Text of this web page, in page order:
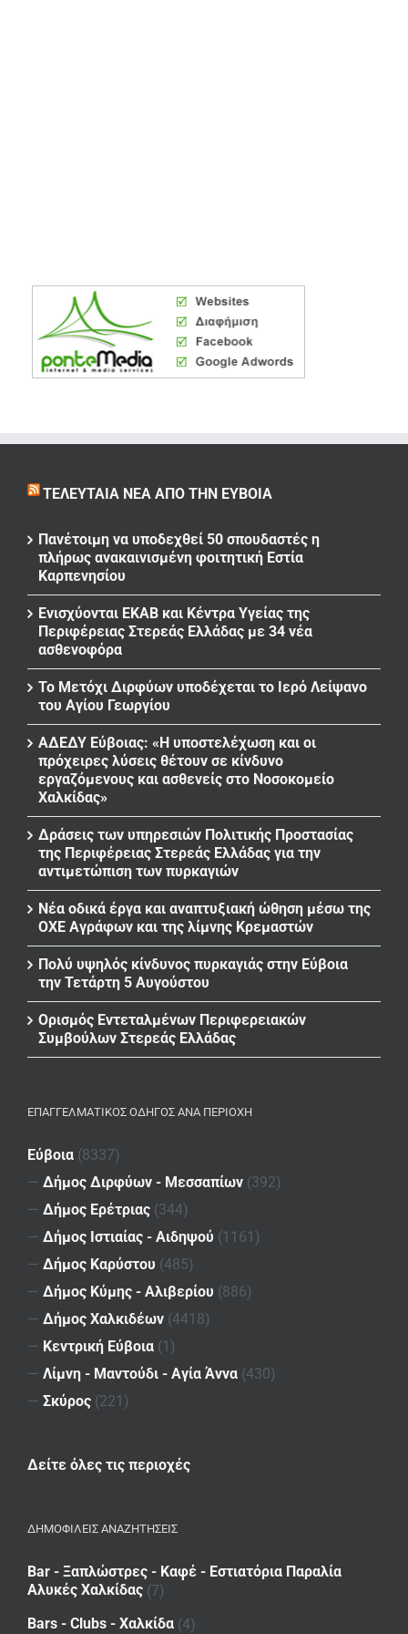
ΤΕΛΕΥΤΑΊΑ ΝΈΑ ΑΠΌ ΤΗΝ ΕΎΒΟΙΑ
Πανέτοιμη να υποδεχθεί 50 σπουδαστές η
πλήρως ανακαινισμένη φοιτητική Εστία
Καρπενησίου
Ενισχύονται ΕΚΑΒ και Κέντρα Υγείας της
Περιφέρειας Στερεάς Ελλάδας με 34 νέα
ασθενοφόρα
Το Μετόχι Διρφύων υποδέχεται το Ιερό Λείψανο
του Αγίου Γεωργίου
ΑΔΕΔΥ Εύβοιας: «Η υποστελέχωση και οι
πρόχειρες λύσεις θέτουν σε κίνδυνο
εργαζόμενους και ασθενείς στο Νοσοκομείο
Χαλκίδας»
Δράσεις των υπηρεσιών Πολιτικής Προστασίας
της Περιφέρειας Στερεάς Ελλάδας για την
αντιμετώπιση των πυρκαγιών
Νέα οδικά έργα και αναπτυξιακή ώθηση μέσω της
ΟΧΕ Αγράφων και της λίμνης Κρεμαστών
Πολύ υψηλός κίνδυνος πυρκαγιάς στην Εύβοια
την Τετάρτη 5 Αυγούστου
Ορισμός Εντεταλμένων Περιφερειακών
Συμβούλων Στερεάς Ελλάδας
ΕΠΑΓΓΕΛΜΑΤΙΚΌΣ ΟΔΗΓΌΣ ΑΝΆ ΠΕΡΙΟΧΉ
Εύβοια (8337)
— Δήμος Διρφύων - Μεσσαπίων (392)
— Δήμος Ερέτριας (344)
— Δήμος Ιστιαίας - Αιδηψού (1161)
— Δήμος Καρύστου (485)
— Δήμος Κύμης - Αλιβερίου (886)
— Δήμος Χαλκιδέων (4418)
— Κεντρική Εύβοια (1)
— Λίμνη - Μαντούδι - Αγία Άννα (430)
— Σκύρος (221)
Δείτε όλες τις περιοχές
ΔΗΜΟΦΙΛΕΙΣ ΑΝΑΖΗΤΗΣΕΙΣ
Bar - Ξαπλώστρες - Καφέ - Εστιατόρια Παραλία
Αλυκές Χαλκίδας (7)
Bars - Clubs - Χαλκίδα (4)